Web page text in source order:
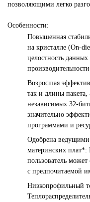
позволяющими легко
Особенности:
Повышенная
на кристалле (On-
целостность
Возросшая
так и длины
независимых 32-
значительно
программами и
Одобрена
материнских
пользователь может
с предпочитаемой
Низкопрофильный